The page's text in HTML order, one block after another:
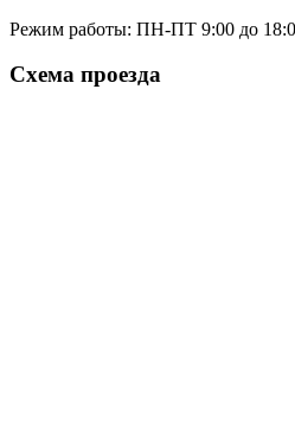
Режим работы: ПН-ПТ 9:00 до
Схема проезда